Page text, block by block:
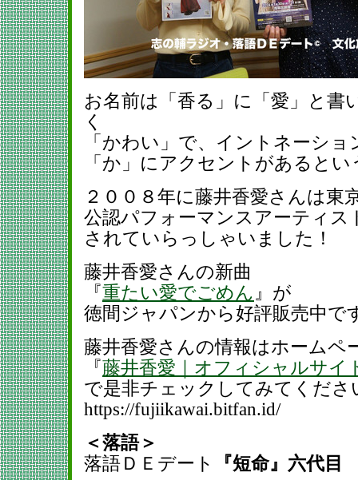
お名前は「香る」に「愛」と書
く
「かわい」で、イントネーシ
「か」にアクセントがあると
２００８年に藤井香愛さんは東
公認パフォーマンスアーティス
されていらっしゃいました！
藤井香愛さんの新曲
『重たい愛でごめん』が
徳間ジャパンから好評販売中で
藤井香愛さんの情報はホームペ
『藤井香愛｜オフィシャルサイ
で是非チェックしてみてくだ
https://fujiikawai.bitfan.id/
＜落語＞
落語ＤＥデート
『短命』六代